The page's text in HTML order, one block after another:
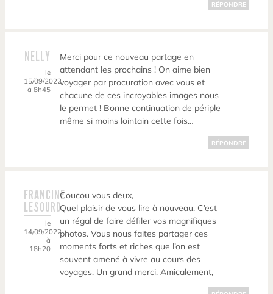
RÉPONDRE
NELLY
le
15/09/2022
à 8h45
Merci pour ce nouveau partage en
attendant les prochains ! On aime bien
voyager par procuration avec vous et
chacune de ces incroyables images nous
le permet ! Bonne continuation de périple
même si moins lointain cette fois…
RÉPONDRE
FRANCINE
LESOURD
le
14/09/2022
à
18h20
Coucou vous deux,
Quel plaisir de vous lire à nouveau. C’est
un régal de faire défiler vos magnifiques
photos. Vous nous faites partager ces
moments forts et riches que l’on est
souvent amené à vivre au cours des
voyages. Un grand merci. Amicalement,